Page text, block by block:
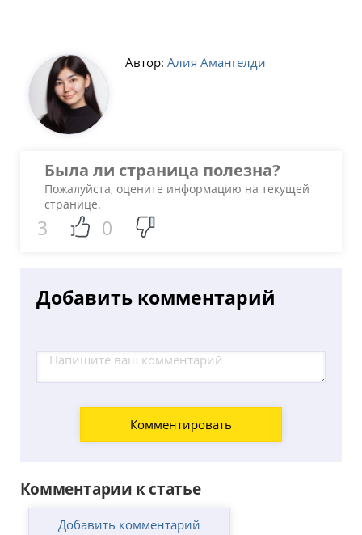
Автор: Алия Aмангелди
Была ли страница полезна?
Пожалуйста, оцените информацию на текущей
странице.
3 0
Добавить комментарий
Комментарии к статье
Добавить комментарий